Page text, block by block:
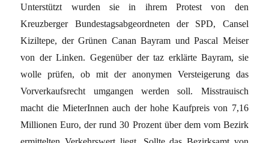
Unterstützt wurden sie in ihrem Protest von den
Kreuzberger Bundestagsabgeordneten der SPD, Cansel
Kiziltepe, der Grünen Canan Bayram und Pascal Meiser
von der Linken. Gegenüber der taz erklärte Bayram, sie
wolle prüfen, ob mit der anonymen Versteigerung das
Vorverkaufsrecht umgangen werden soll. Misstrauisch
macht die MieterInnen auch der hohe Kaufpreis von 7,16
Millionen Euro, der rund 30 Prozent über dem vom Bezirk